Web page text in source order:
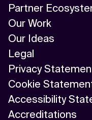
Partner
Our Work
Our Ideas
Legal
Privacy
Cookie
Accessibility
Accreditations